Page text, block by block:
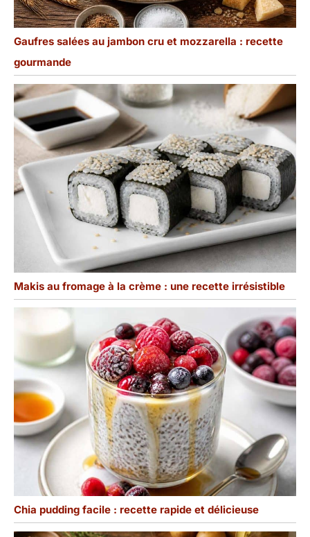
nombreux
rassemblements à venir.
Gaufres salées au jambon cru et mozzarella : recette
gourmande
Makis au fromage à la crème : une recette irrésistible
Chia pudding facile : recette rapide et délicieuse